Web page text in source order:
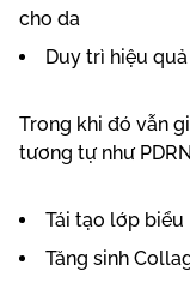
cho da
Duy trì hiệu
Trong khi đó vẫn
tương tự như
Tái tạo lớp
Tăng sinh